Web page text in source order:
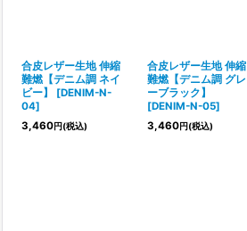
合皮レザー生地 伸縮
難燃【デニム調 ネイ
ビー】
[DENIM-N-
04]
3,460円(税込)
合皮レザー生地 伸縮
難燃【デニム調 グレ
ーブラック】
[DENIM-N-05]
3,460円(税込)